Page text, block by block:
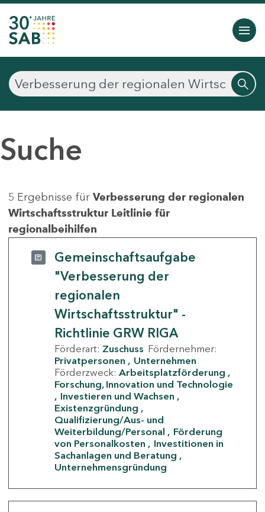
Suche
5 Ergebnisse für Verbesserung der regionalen
Wirtschaftsstruktur Leitlinie für
regionalbeihilfen
Gemeinschaftsaufgabe
"Verbesserung der
regionalen
Wirtschaftsstruktur" -
Richtlinie GRW RIGA
Förderart: Zuschuss Fördernehmer:
Privatpersonen
Unternehmen
Förderzweck: Arbeitsplatzförderung
Forschung, Innovation und Technologie
Investieren und Wachsen
Existenzgründung
Qualifizierung/Aus- und
Weiterbildung/Personal
Förderung
von Personalkosten
Investitionen in
Sachanlagen und Beratung
Unternehmensgründung